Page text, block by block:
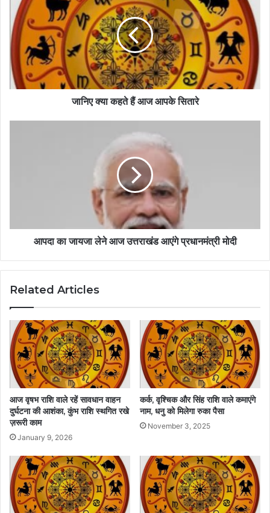
जानिए क्या कहते हैं आज आपके सितारे
आपदा का जायजा लेने आज उत्तराखंड आएंगे प्रधानमंत्री मोदी
Related Articles
आज वृषभ राशि वाले रहें सावधान वाहन
दुर्घटना की आशंका, कुंभ राशि स्थगित रखे
ज़रूरी काम
January 9, 2026
कर्क, वृश्चिक और सिंह राशि वाले कमाएंगे
नाम, धनु को मिलेगा रुका पैसा
November 3, 2025